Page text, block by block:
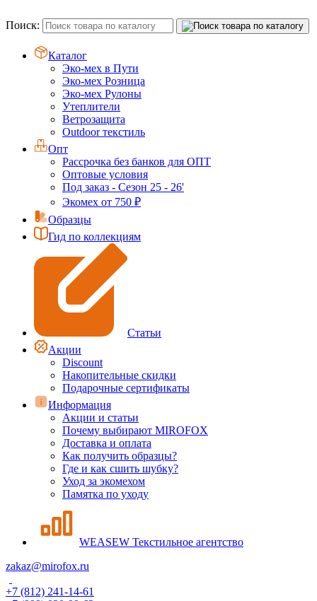
Поиск:
Каталог
Эко-мех в Пути
Эко-мех Розница
Эко-мех Рулоны
Утеплители
Ветрозащита
Outdoor текстиль
Опт
Рассрочка без банков для ОПТ
Оптовые условия
Под заказ - Сезон 25 - 26'
Экомех от 750 ₽
Образцы
Гид по коллекциям
Статьи
Акции
Discount
Накопительные скидки
Подарочные сертификаты
Информация
Акции и статьи
Почему выбирают MIROFOX
Доставка и оплата
Как получить образцы?
Где и как сшить шубку?
Уход за экомехом
Памятка по уходу
WEASEW Текстильное агентство
zakaz@mirofox.ru
+7 (812) 241-14-61